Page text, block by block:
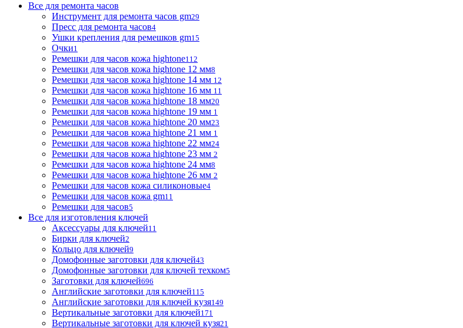
Все для ремонта часов
Инструмент для ремонта часов gm29
Пресс для ремонта часов4
Ушки крепления для ремешков gm15
Очки1
Ремешки для часов кожа hightone112
Ремешки для часов кожа hightone 12 мм8
Ремешки для часов кожа hightone 14 мм 12
Ремешки для часов кожа hightone 16 мм 11
Ремешки для часов кожа hightone 18 мм20
Ремешки для часов кожа hightone 19 мм 1
Ремешки для часов кожа hightone 20 мм23
Ремешки для часов кожа hightone 21 мм 1
Ремешки для часов кожа hightone 22 мм24
Ремешки для часов кожа hightone 23 мм 2
Ремешки для часов кожа hightone 24 мм8
Ремешки для часов кожа hightone 26 мм 2
Ремешки для часов кожа силиконовые4
Ремешки для часов кожа gm11
Ремешки для часов5
Все для изготовления ключей
Аксессуары для ключей11
Бирки для ключей2
Кольцо для ключей9
Домофонные заготовки для ключей43
Домофонные заготовки для ключей техком5
Заготовки для ключей696
Английские заготовки для ключей115
Английские заготовки для ключей кузя149
Вертикальные заготовки для ключей171
Вертикальные заготовки для ключей кузя21